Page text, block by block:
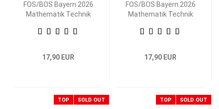
FOS/BOS Bayern 2026
Mathematik Technik
17,90 EUR
FOS/BOS Bayern 2026
Mathematik Technik
17,90 EUR
TOP SOLD OUT TOP SOLD OUT